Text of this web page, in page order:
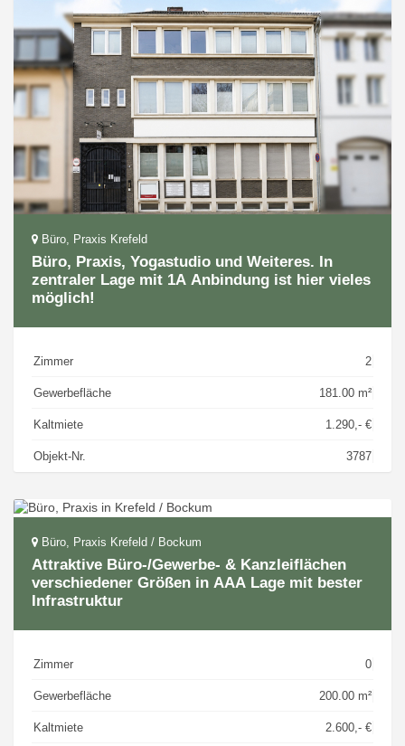
Büro, Praxis Krefeld
Büro, Praxis, Yogastudio und Weiteres. In
zentraler Lage mit 1A Anbindung ist hier vieles
möglich!
Zimmer 2
Gewerbefläche 181.00 m²
Kaltmiete 1.290,- €
Objekt-Nr. 3787
Büro, Praxis Krefeld / Bockum
Attraktive Büro-/Gewerbe- & Kanzleiflächen
verschiedener Größen in AAA Lage mit bester
Infrastruktur
Zimmer 0
Gewerbefläche 200.00 m²
Kaltmiete 2.600,- €